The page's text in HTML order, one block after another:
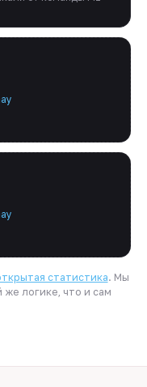
статистика. Мы
логике, что и сам